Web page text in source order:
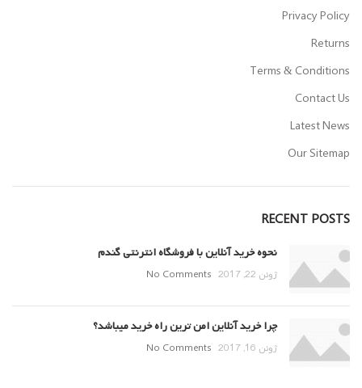
Privacy Policy
Returns
Terms & Conditions
Contact Us
Latest News
Our Sitemap
RECENT POSTS
نحوه خرید آنلاین با فروشگاه انترنتی گندم
ژوئن 22, 2017 No Comments
چرا خرید آنلاین امن ترین راه خرید میباشد؟
ژوئن 16, 2017 No Comments